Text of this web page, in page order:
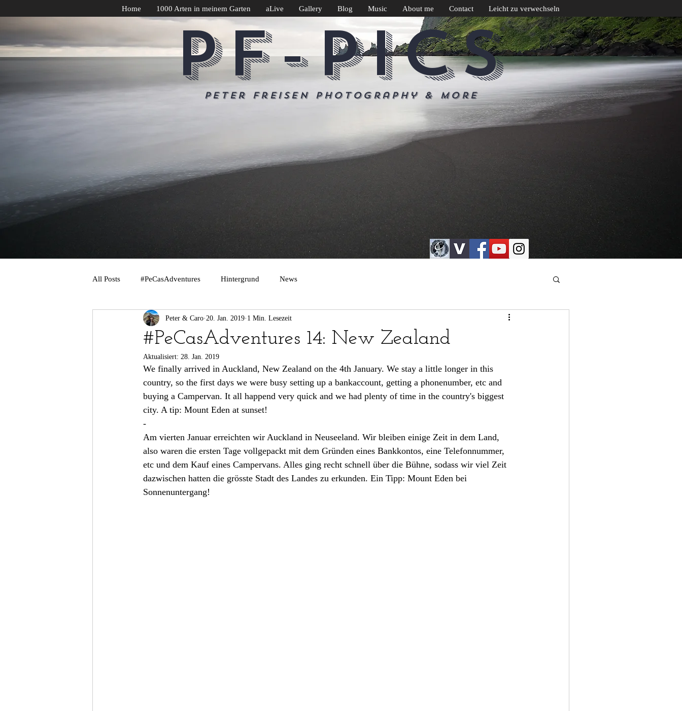
PF-PICS
Peter Freisen Photography & more
Home 1000 Arten in meinem Garten aLive Gallery Blog Music About me Contact Leicht zu verwechseln
All Posts #PeCasAdventures Hintergrund News
#PeCasAdventures 14: New Zealand
Peter & Caro 20. Jan. 2019 1 Min. Lesezeit
Aktualisiert: 28. Jan. 2019
We finally arrived in Auckland, New Zealand on the 4th January. We stay a little longer in this
country, so the first days we were busy setting up a bankaccount, getting a phonenumber, etc and
buying a Campervan. It all happend very quick and we had plenty of time in the country's biggest
city. A tip: Mount Eden at sunset!
-
Am vierten Januar erreichten wir Auckland in Neuseeland. Wir bleiben einige Zeit in dem Land,
also waren die ersten Tage vollgepackt mit dem Gründen eines Bankkontos, eine Telefonnummer,
etc und dem Kauf eines Campervans. Alles ging recht schnell über die Bühne, sodass wir viel Zeit
dazwischen hatten die grösste Stadt des Landes zu erkunden. Ein Tipp: Mount Eden bei
Sonnenuntergang!